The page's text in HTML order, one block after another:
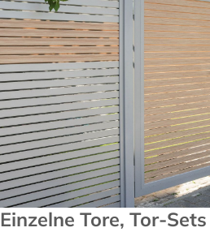
Einzelne Tore, Tor-